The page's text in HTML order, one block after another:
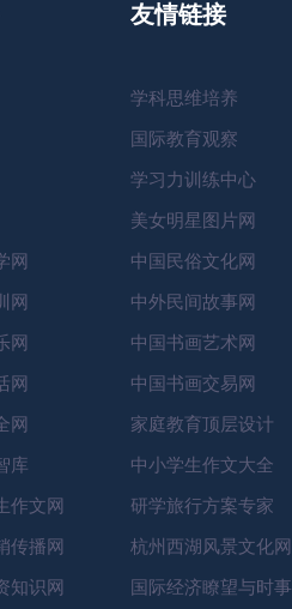
网
网
网
网
网
库
作文网
传播网
知识网
友情链接
学科思维培养
国际教育观察
学习力训练中心
美女明星图片网
中国民俗文化网
中外民间故事网
中国书画艺术网
中国书画交易网
家庭教育顶层设计
中小学生作文大全
研学旅行方案专家
杭州西湖风景文化网
国际经济瞭望与时事